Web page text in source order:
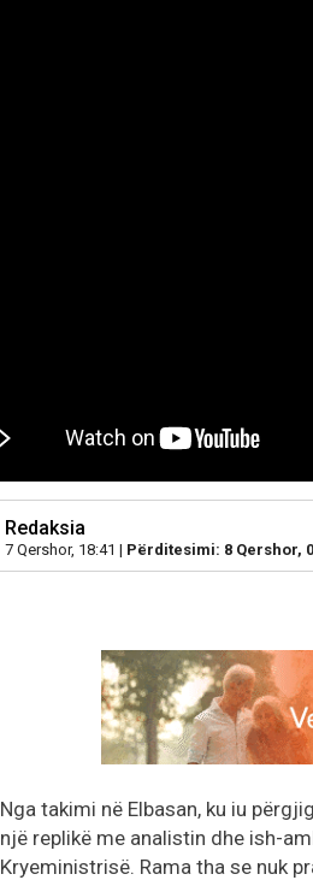
Redaksia
7 Qershor, 18:41 | Përditesimi: 8 Qershor,
Nga takimi në Elbasan, ku iu
një replikë me analistin dhe ish-
Kryeministrisë. Rama tha se nuk